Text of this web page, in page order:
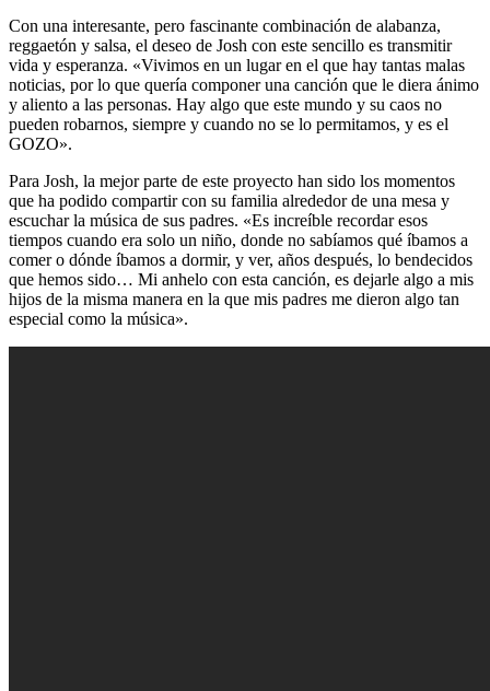
Con una interesante, pero fascinante combinación de alabanza,
reggaetón y salsa, el deseo de Josh con este sencillo es transmitir
vida y esperanza. «Vivimos en un lugar en el que hay tantas malas
noticias, por lo que quería componer una canción que le diera ánimo
y aliento a las personas. Hay algo que este mundo y su caos no
pueden robarnos, siempre y cuando no se lo permitamos, y es el
GOZO».
Para Josh, la mejor parte de este proyecto han sido los momentos
que ha podido compartir con su familia alrededor de una mesa y
escuchar la música de sus padres. «Es increíble recordar esos
tiempos cuando era solo un niño, donde no sabíamos qué íbamos a
comer o dónde íbamos a dormir, y ver, años después, lo bendecidos
que hemos sido… Mi anhelo con esta canción, es dejarle algo a mis
hijos de la misma manera en la que mis padres me dieron algo tan
especial como la música».